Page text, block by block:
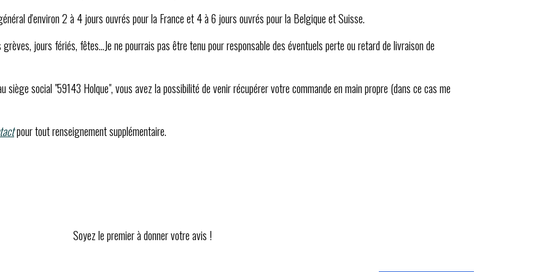
d'environ 2 à 4 jours ouvrés pour la France et 4 à 6 jours ouvrés pour la Belgique et Suisse.
jours fériés, fêtes...Je ne pourrais pas être tenu pour responsable des éventuels perte ou retard de livraison de
siège social "59143 Holque", vous avez la possibilité de venir récupérer votre commande en main propre (dans ce cas me
pour tout renseignement supplémentaire.
Soyez le premier à donner votre avis !